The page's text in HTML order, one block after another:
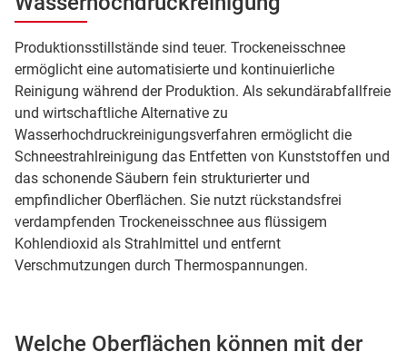
Produktionsstillstände sind teuer. Trockeneisschnee
ermöglicht eine automatisierte und kontinuierliche
Reinigung während der Produktion. Als sekundärabfallfreie
und wirtschaftliche Alternative zu
Wasserhochdruckreinigungsverfahren ermöglicht die
Schneestrahlreinigung das Entfetten von Kunststoffen und
das schonende Säubern fein strukturierter und
empfindlicher Oberflächen. Sie nutzt rückstandsfrei
verdampfenden Trockeneisschnee aus flüssigem
Kohlendioxid als Strahlmittel und entfernt
Verschmutzungen durch Thermospannungen.
Welche Oberflächen können mit der